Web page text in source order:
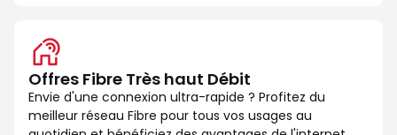
Offres Fibre Très haut Débit
Envie d'une connexion ultra-rapide ? Profitez du
meilleur réseau Fibre pour tous vos usages au